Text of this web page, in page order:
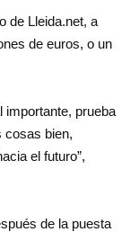
de Lleida.net, a
de euros, o un
importante, prueba
cosas bien,
el futuro”,
de la puesta